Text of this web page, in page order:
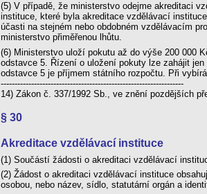
(5) V případě, že ministerstvo odejme akreditaci
instituce, které byla akreditace vzdělávací
účasti na stejném nebo obdobném vzdělávacím
ministerstvo přiměřenou lhůtu.
(6) Ministerstvo uloží pokutu až do výše 200 000
odstavce 5. Řízení o uložení pokuty lze zahájit
odstavce 5 je příjmem státního rozpočtu. Při
------------------------------------------------------------------
14) Zákon č. 337/1992 Sb., ve znění pozdějších
§ 30
Akreditace vzdělávací instituce
(1) Součástí žádosti o akreditaci vzdělávací
(2) Žádost o akreditaci vzdělávací instituce
osobou, nebo název, sídlo, statutární orgán a